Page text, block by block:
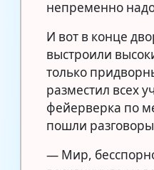
непременно
И вот в конце
выстроили
только
разместил всех
фейерверка по
пошли
— Мир,